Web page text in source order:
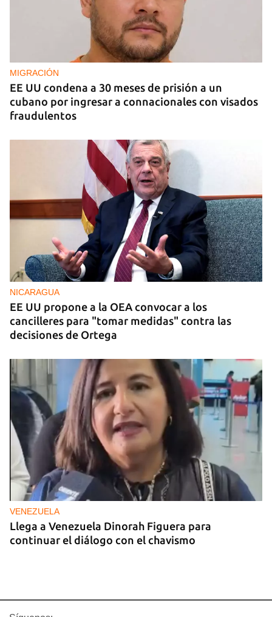
La Cuevita, el verdadero mercado mayorista de
Cuba, abastece la economía nacional
MIGRACIÓN
EE UU condena a 30 meses de prisión a un
cubano por ingresar a connacionales con visados
fraudulentos
NICARAGUA
EE UU propone a la OEA convocar a los
cancilleres para "tomar medidas" contra las
decisiones de Ortega
VENEZUELA
Llega a Venezuela Dinorah Figuera para
continuar el diálogo con el chavismo